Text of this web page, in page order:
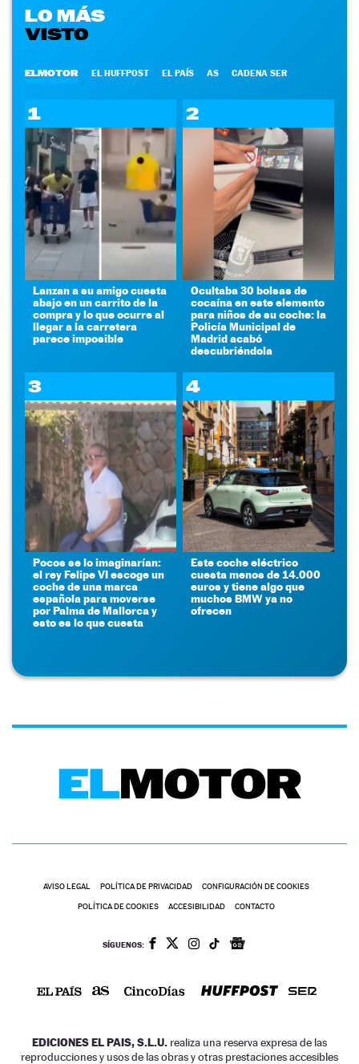
LO MÁS
VISTO
ELMOTOR EL HUFFPOST EL PAÍS AS CADENA SER
1
Lanzan a su amigo cuesta
abajo en un carrito de la
compra y lo que ocurre al
llegar a la carretera
parece imposible
2
Ocultaba 30 bolsas de
cocaína en este elemento
para niños de su coche: la
Policía Municipal de
Madrid acabó
descubriéndola
3
Pocos se lo imaginarían:
el rey Felipe VI escoge un
coche de una marca
española para moverse
por Palma de Mallorca y
esto es lo que cuesta
4
Este coche eléctrico
cuesta menos de 14.000
euros y tiene algo que
muchos BMW ya no
ofrecen
AVISO LEGAL POLÍTICA DE PRIVACIDAD CONFIGURACIÓN DE COOKIES
POLÍTICA DE COOKIES ACCESIBILIDAD CONTACTO
SÍGUENOS:
EDICIONES EL PAIS, S.L.U. realiza una reserva expresa de las
reproducciones y usos de las obras y otras prestaciones accesibles